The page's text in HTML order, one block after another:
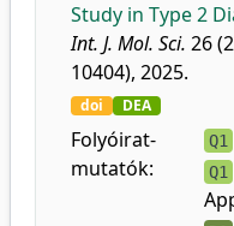
Study in Type 2
Int. J. Mol. Sci. 26
10404), 2025.
doi DEA
Folyóirat-
mutatók:
Q1
Q1